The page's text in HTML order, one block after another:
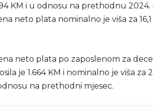
KM i u odnosu na prethodnu
neto plata nominalno je viša za 16,1
neto plata po zaposlenom za
je 1.664 KM i nominalno je viša za
na prethodni mjesec.